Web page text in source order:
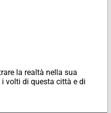
la realtà nella sua
volti di questa città e di